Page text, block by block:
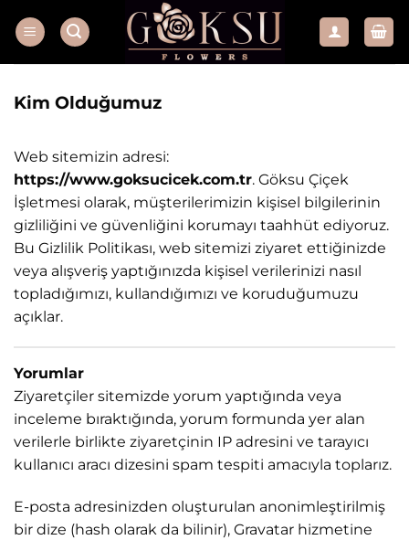
atla
Kim Olduğumuz
Web sitemizin adresi:
https://www.goksucicek.com.tr. Göksu Çiçek
İşletmesi olarak, müşterilerimizin kişisel bilgilerinin
gizliliğini ve güvenliğini korumayı taahhüt ediyoruz.
Bu Gizlilik Politikası, web sitemizi ziyaret ettiğinizde
veya alışveriş yaptığınızda kişisel verilerinizi nasıl
topladığımızı, kullandığımızı ve koruduğumuzu
açıklar.
Yorumlar
Ziyaretçiler sitemizde yorum yaptığında veya
inceleme bıraktığında, yorum formunda yer alan
verilerle birlikte ziyaretçinin IP adresini ve tarayıcı
kullanıcı aracı dizesini spam tespiti amacıyla toplarız.
E-posta adresinizden oluşturulan anonimleştirilmiş
bir dize (hash olarak da bilinir), Gravatar hizmetine